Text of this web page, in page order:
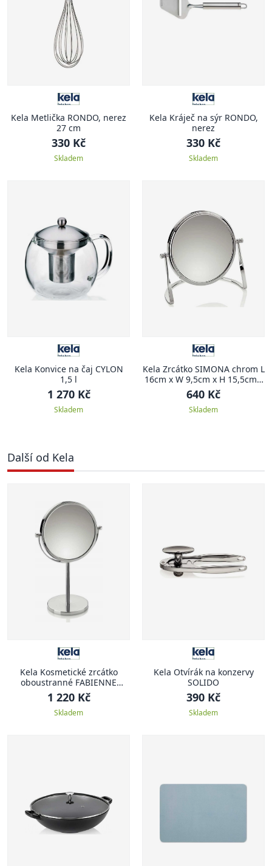
Kela Metlička RONDO, nerez
27 cm
330 Kč
Skladem
Kela Kráječ na sýr RONDO,
nerez
330 Kč
Skladem
Kela Konvice na čaj CYLON
1,5 l
1 270 Kč
Skladem
Kela Zrcátko SIMONA chrom L
16cm x W 9,5cm x H 15,5cm /
Ř 14cm
640 Kč
Skladem
Další od Kela
Kela Kosmetické zrcátko
oboustranné FABIENNE
chrom 23,5 x 13,5 x 37,5 cm
1 220 Kč
Skladem
Kela Otvírák na konzervy
SOLIDO
390 Kč
Skladem